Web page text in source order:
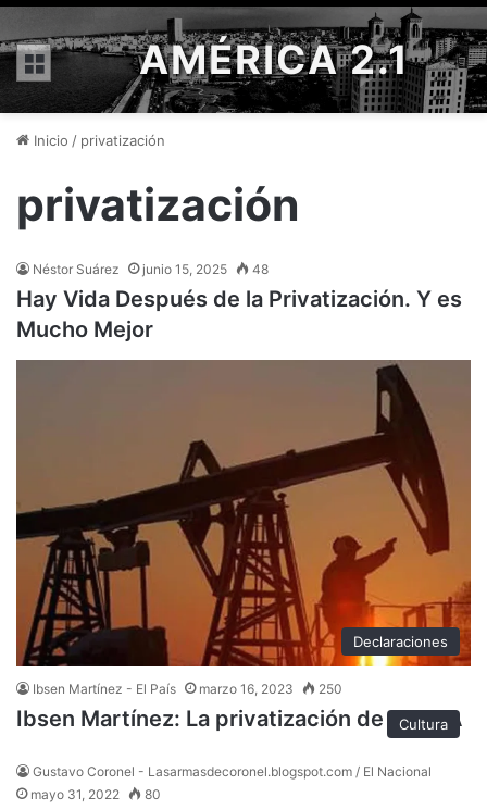
Menú AMÉRICA 2.1
Inicio / privatización
privatización
Néstor Suárez junio 15, 2025 48
Hay Vida Después de la Privatización. Y es
Mucho Mejor
Declaraciones
Ibsen Martínez - El País marzo 16, 2023 250
Ibsen Martínez: La privatización de PDVSA
Cultura
Gustavo Coronel - Lasarmasdecoronel.blogspot.com / El Nacional
mayo 31, 2022
80